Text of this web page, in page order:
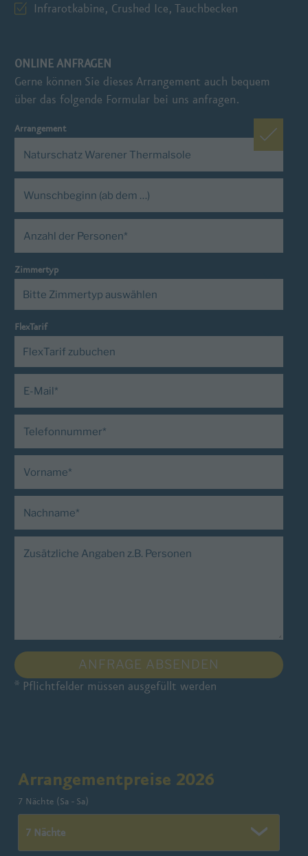
Infrarotkabine, Crushed Ice, Tauchbecken
ONLINE ANFRAGEN
Gerne können Sie dieses Arrangement auch bequem
über das folgende Formular bei uns anfragen.
Arrangement
Zimmertyp
FlexTarif
* Pflichtfelder müssen ausgefüllt werden
e
a
s
Arrangementpreise 2026
7 Nächte (Sa - Sa)